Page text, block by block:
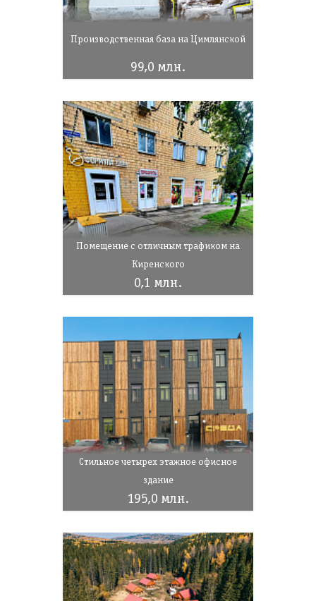
Производственная база на Цимлянской
99,0 млн.
Помещение с отличным трафиком на
Киренского
0,1 млн.
Стильное четырех этажное офисное
здание
195,0 млн.